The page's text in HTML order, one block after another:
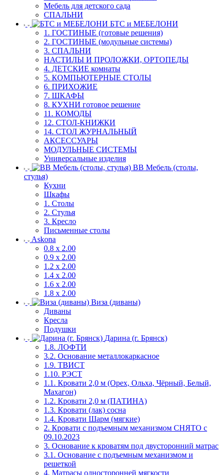
Мебель для детского сада
СПАЛЬНИ
БТС и МЕБЕЛОНИ
1. ГОСТИНЫЕ (готовые решения)
2. ГОСТИНЫЕ (модульные системы)
3. СПАЛЬНИ
НАСТИЛЫ И ПРОЛОЖКИ, ОРТОПЕДЫ
4. ДЕТСКИЕ комнаты
5. КОМПЬЮТЕРНЫЕ СТОЛЫ
6. ПРИХОЖИЕ
7. ШКАФЫ
8. КУХНИ готовое решение
11. КОМОДЫ
12. СТОЛ-КНИЖКИ
14. СТОЛ ЖУРНАЛЬНЫЙ
АКСЕССУАРЫ
МОДУЛЬНЫЕ СИСТЕМЫ
Универсальные изделия
ВВ Мебель (столы,
стулья)
Кухни
Шкафы
1. Столы
2. Стулья
3. Кресло
Письменные столы
Askona
0.8 х 2.00
0.9 х 2.00
1.2 х 2.00
1.4 х 2.00
1.6 х 2.00
1.8 х 2.00
Виза (диваны)
Диваны
Кресла
Подушки
Дарина (г. Брянск)
1.8. ЛОФТИ
3.2. Основание металлокаркасное
1.9. ТВИСТ
1.10. РЭСТ
1.1. Кровати 2,0 м (Орех, Ольха, Чёрный, Белый,
Махагон)
1.2. Кровати 2,0 м (ПАТИНА)
1.3. Кровати (лак) сосна
1.4. Кровати Шарм (мягкие)
2. Кровати с подъемным механизмом СНЯТО с
09.10.2023
3. Основание к кроватям под двусторонний матрас
3.1. Основание с подъемным механизмом и
решеткой
4. Матрасы односторонней мягкости